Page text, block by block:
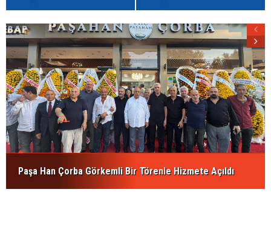
Paşa Han Çorba Görkemli Bir Törenle Hizmete Açıldı